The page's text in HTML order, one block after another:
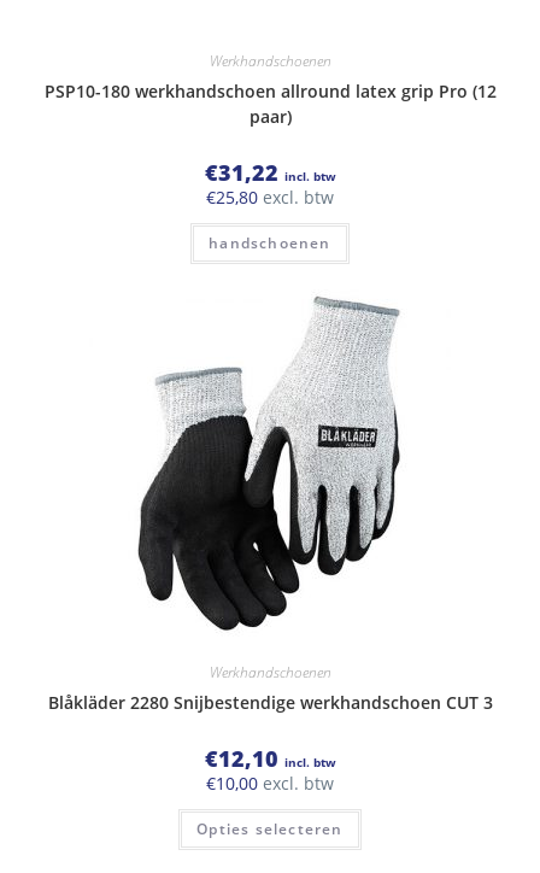
Werkhandschoenen
PSP10-180 werkhandschoen allround latex grip Pro (12
paar)
€31,22 incl. btw
€25,80 excl. btw
handschoenen
Werkhandschoenen
Blåkläder 2280 Snijbestendige werkhandschoen CUT 3
€12,10 incl. btw
€10,00 excl. btw
Opties selecteren
Dit
heeft